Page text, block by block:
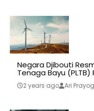
Negara Djibouti
Tenaga Bayu
2 years ago Ari